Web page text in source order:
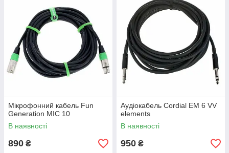
Мікрофонний кабель Fun
Generation MIC 10
В наявності
890 ₴
Аудіокабель Cordial EM 6 VV
elements
В наявності
950 ₴